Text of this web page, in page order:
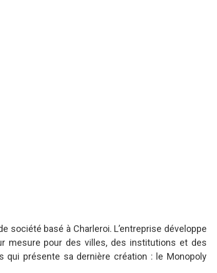
société basé à Charleroi. L’entreprise développe
mesure pour des villes, des institutions et des
qui présente sa dernière création : le Monopoly